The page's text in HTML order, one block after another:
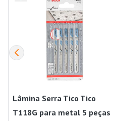
Lâmina Serra Tico Tico
T118G para metal 5 peças